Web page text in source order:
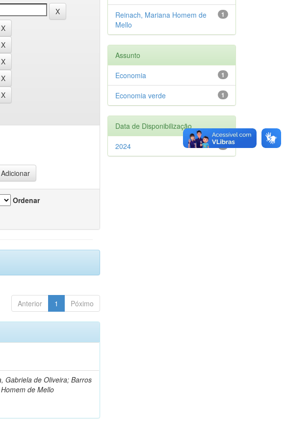
Ordenar
Anterior 1 Póximo
Gabriela de Oliveira; Barros
de Mello
1
Reinach, Mariana Homem de
Mello
Assunto
1
Economia
1
Economia verde
Data de Disponibilização
1
2024